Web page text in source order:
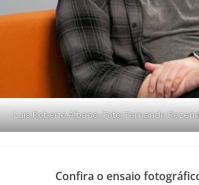
Luis Roberto Albano- Foto: Fernando
Confira o ensaio